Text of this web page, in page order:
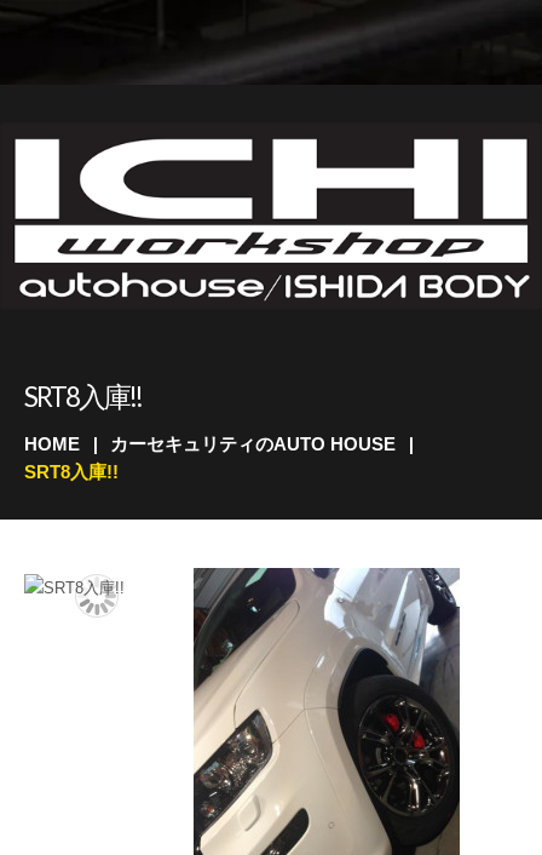
SRT8入庫!!
HOME
カーセキュリティのAUTO HOUSE
SRT8入庫!!